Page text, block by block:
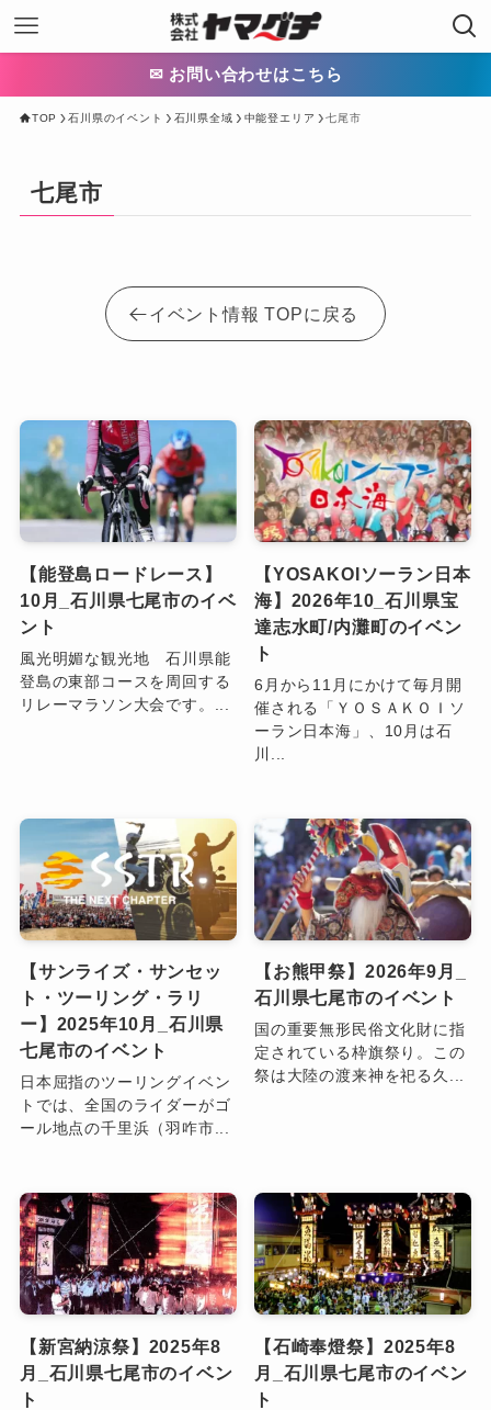
✉ お問い合わせはこちら
TOP 石川県のイベント 石川県全域 中能登エリア 七尾市
七尾市
イベント情報 TOPに戻る
【能登島ロードレース】
10月_石川県七尾市のイベ
ント
風光明媚な観光地 石川県能
登島の東部コースを周回する
リレーマラソン大会です。...
【YOSAKOIソーラン日本
海】2026年10_石川県宝
達志水町/内灘町のイベン
ト
6月から11月にかけて毎月開
催される「ＹＯＳＡＫＯＩソ
ーラン日本海」、10月は石
川...
【サンライズ・サンセッ
ト・ツーリング・ラリ
ー】2025年10月_石川県
七尾市のイベント
日本屈指のツーリングイベン
トでは、全国のライダーがゴ
ール地点の千里浜（羽咋市...
【お熊甲祭】2026年9月_
石川県七尾市のイベント
国の重要無形民俗文化財に指
定されている枠旗祭り。この
祭は大陸の渡来神を祀る久...
【新宮納涼祭】2025年8
月_石川県七尾市のイベン
ト
【石崎奉燈祭】2025年8
月_石川県七尾市のイベン
ト